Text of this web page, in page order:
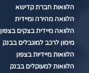
הלוואות חברת קדישא
הלוואה מהירה ומיידית
הלוואה מיידית בצקים בצפון
מימון לרכב למוגבלים בבנק
הלוואות מיידיות בצפון
הלוואות למעוקלים בבנק